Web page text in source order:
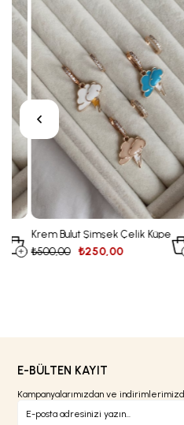
Krem Bulut Şimşek Çelik Küpe
₺250,00
₺500,00
E-BÜLTEN KAYIT
Kampanyalarımızdan ve